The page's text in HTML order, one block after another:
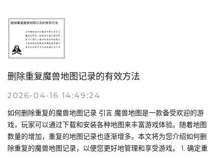
删除重复魔兽地图记录的有效方法
2026-04-16 14:49:24
如何删除重复的魔兽地图记录 引言 魔兽地图是一款备受欢迎的游
戏，玩家可以通过下载和安装各种地图来丰富游戏体验。随着地图
数量的增加，重复的地图记录也逐渐增多。本文将为您介绍如何删
除重复的魔兽地图记录，以便您更好地管理和享受游戏。 1. 确定重